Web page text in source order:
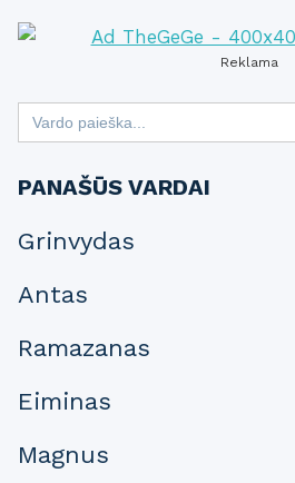
Reklama
Search
for:
PANAŠŪS VARDAI
Grinvydas
Antas
Ramazanas
Eiminas
Magnus